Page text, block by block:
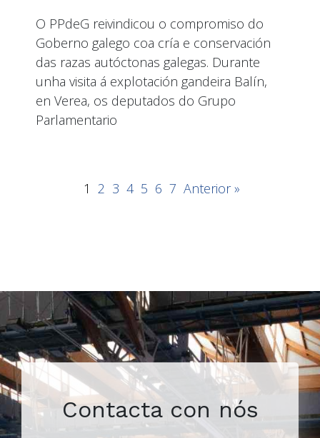
O PPdeG reivindicou o compromiso do
Goberno galego coa cría e conservación
das razas autóctonas galegas. Durante
unha visita á explotación gandeira Balín,
en Verea, os deputados do Grupo
Parlamentario
1 2 3 4 5 6 7 Anterior »
Contacta con nós